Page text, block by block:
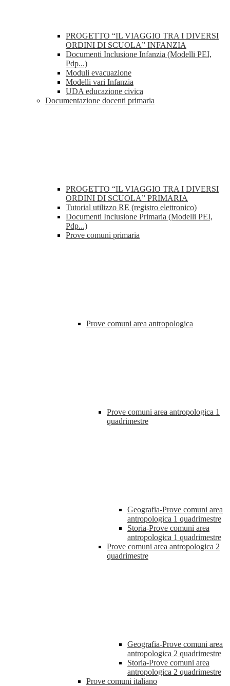
PROGETTO “IL VIAGGIO TRA I DIVERSI
ORDINI DI SCUOLA” INFANZIA
Documenti Inclusione Infanzia (Modelli PEI,
Pdp...)
Moduli evacuazione
Modelli vari Infanzia
UDA educazione civica
Documentazione docenti primaria
PROGETTO “IL VIAGGIO TRA I DIVERSI
ORDINI DI SCUOLA” PRIMARIA
Tutorial utilizzo RE (registro elettronico)
Documenti Inclusione Primaria (Modelli PEI,
Pdp...)
Prove comuni primaria
Prove comuni area antropologica
Prove comuni area antropologica 1
quadrimestre
Geografia-Prove comuni area
antropologica 1 quadrimestre
Storia-Prove comuni area
antropologica 1 quadrimestre
Prove comuni area antropologica 2
quadrimestre
Geografia-Prove comuni area
antropologica 2 quadrimestre
Storia-Prove comuni area
antropologica 2 quadrimestre
Prove comuni italiano